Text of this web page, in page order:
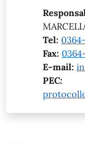
Tel:
Fax:
E-mail:
PEC: